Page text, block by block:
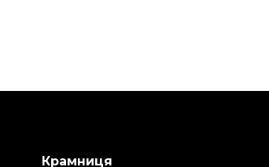
Крамниця